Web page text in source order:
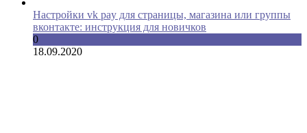
Настройки vk pay для страницы, магазина или группы
вконтакте: инструкция для новичков
0
18.09.2020